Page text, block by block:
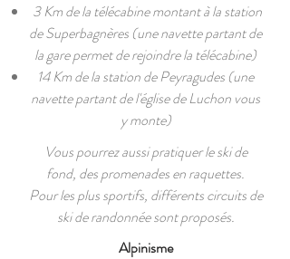
3 Km de la télécabine montant à la station
de Superbagnères (une navette partant de
la gare permet de rejoindre la télécabine)
14 Km de la station de Peyragudes (une
navette partant de l'église de Luchon vous
y monte)
Vous pourrez aussi pratiquer le ski de
fond, des promenades en raquettes.
Pour les plus sportifs, différents circuits de
ski de randonnée sont proposés.
Alpinisme